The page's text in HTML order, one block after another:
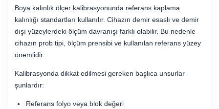
Boya kalınlık ölçer kalibrasyonunda referans kaplama
kalınlığı standartları kullanılır. Cihazın demir esaslı ve demir
dışı yüzeylerdeki ölçüm davranışı farklı olabilir. Bu nedenle
cihazın prob tipi, ölçüm prensibi ve kullanılan referans yüzey
önemlidir.
Kalibrasyonda dikkat edilmesi gereken başlıca unsurlar
şunlardır:
Referans folyo veya blok değeri